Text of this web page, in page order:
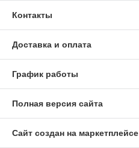
Контакты
Доставка и оплата
График работы
Полная версия сайта
Сайт создан на маркетплейсе